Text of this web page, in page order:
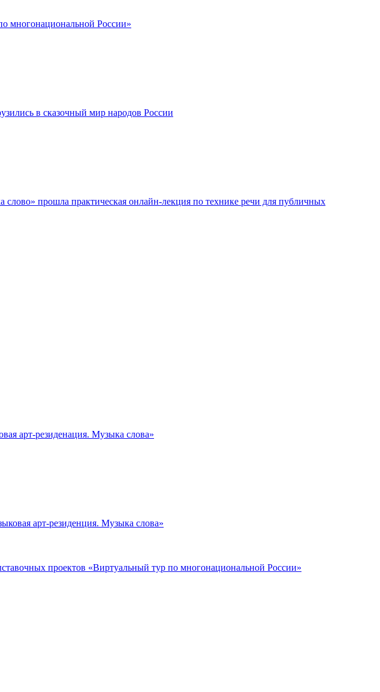
многонациональной России»
в сказочный мир народов России
прошла практическая онлайн-лекция по технике речи для публичных
арт-резиденация. Музыка слова»
арт-резиденция. Музыка слова»
проектов «Виртуальный тур по многонациональной России»